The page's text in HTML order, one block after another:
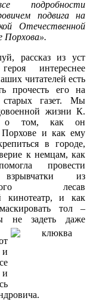
подробности
подвига на
Отечественной
Порхова».
рассказ из уст
интереснее
читателей есть
прочесть его на
старых газет. Мы
жизни К.
о том, как он
Порхове и как ему
в городе,
к немцам, как
провести
из
лесав
кинотеатр, и как
тол –
не задеть даже